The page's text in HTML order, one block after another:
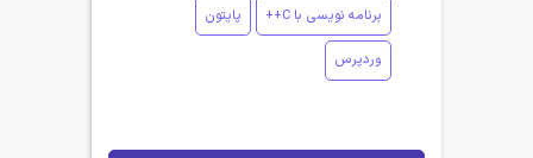
برنامه نویسی با C++ پایتون
وردپرس